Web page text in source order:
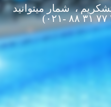
، شمار میتوانید